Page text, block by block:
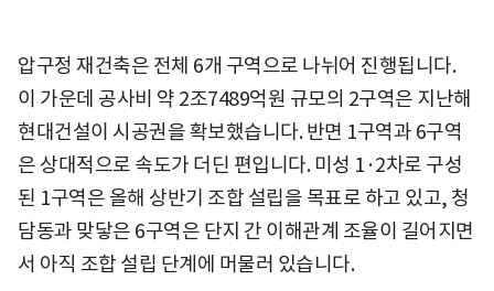
압구정 재건축은 전체 6개 구역으로 나뉘어 진행됩니다.
이 가운데 공사비 약 2조7489억원 규모의 2구역은 지난해
현대건설이 시공권을 확보했습니다. 반면 1구역과 6구역
은 상대적으로 속도가 더딘 편입니다. 미성 1·2차로 구성
된 1구역은 올해 상반기 조합 설립을 목표로 하고 있고, 청
담동과 맞닿은 6구역은 단지 간 이해관계 조율이 길어지면
서 아직 조합 설립 단계에 머물러 있습니다.